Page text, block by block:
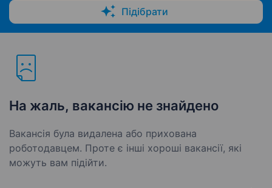
Підібрати
На жаль, вакансію не знайдено
Вакансія була видалена або прихована
роботодавцем. Проте є інші хороші вакансії, які
можуть вам підійти.